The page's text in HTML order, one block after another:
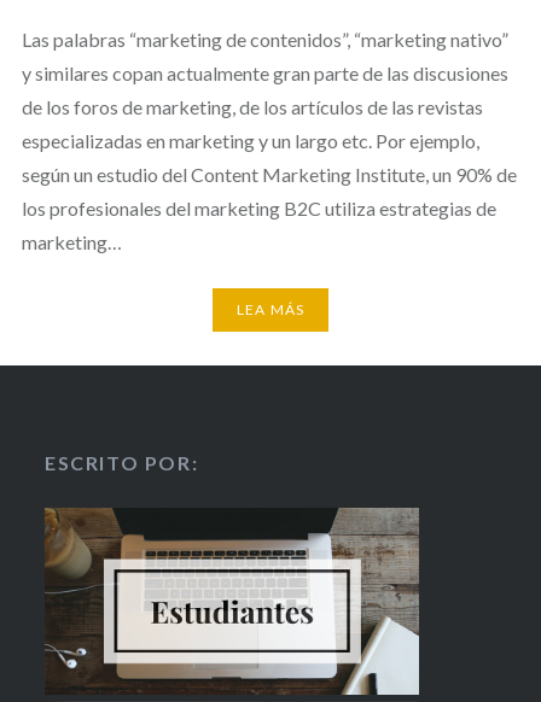
Las palabras “marketing de contenidos”, “marketing nativo”
y similares copan actualmente gran parte de las discusiones
de los foros de marketing, de los artículos de las revistas
especializadas en marketing y un largo etc. Por ejemplo,
según un estudio del Content Marketing Institute, un 90% de
los profesionales del marketing B2C utiliza estrategias de
marketing…
LEA MÁS
ESCRITO POR: